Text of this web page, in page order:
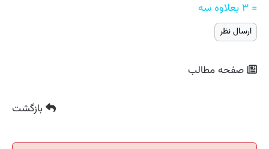
= ۳ بعلاوه سه
صفحه مطالب
بازگشت